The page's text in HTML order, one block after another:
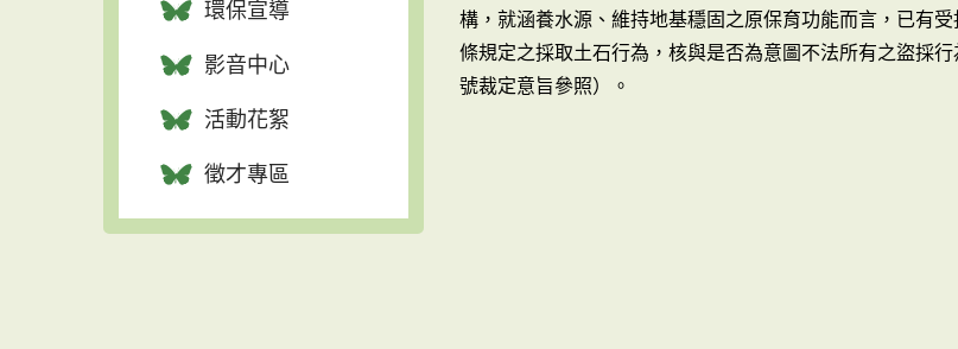
環保宣導
影音中心
活動花絮
徵才專區
構，就涵養水源、維持地基穩固之原保育功能而言，已有
條規定之採取土石行為，核與是否為意圖不法所有之盜採
號裁定意旨參照）。